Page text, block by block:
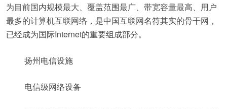
为目前国内规模最大、覆盖范围最广、带宽容量最高、用户
最多的计算机互联网络，是中国互联网名符其实的骨干网，
已经成为国际Internet的重要组成部分。
扬州电信设施
电信级网络设备